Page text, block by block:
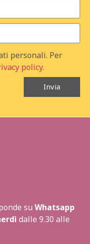
personali. Per
policy.
Invia
su Whatsapp
dalle 9.30 alle